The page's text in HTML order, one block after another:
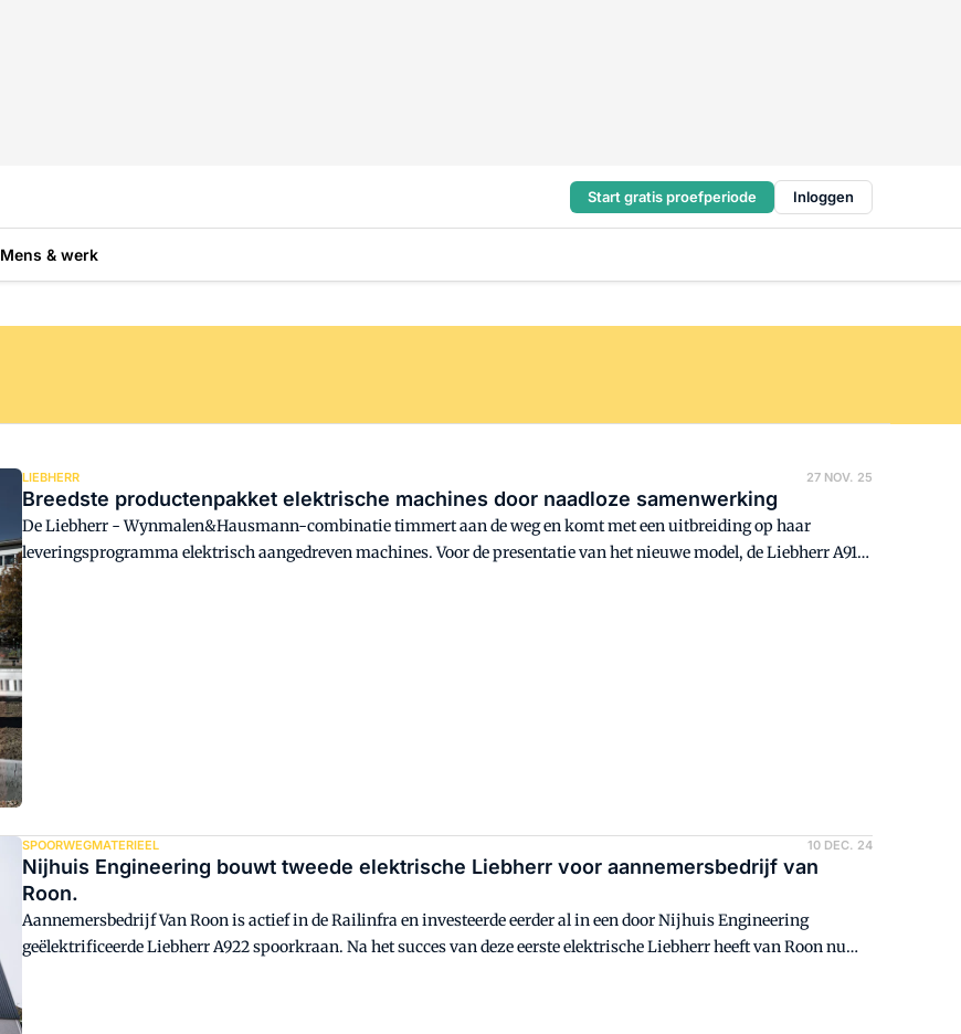
Start gratis proefperiode Inloggen
Mens & werk
LIEBHERR 27 NOV. 25
Breedste productenpakket elektrische machines door naadloze samenwerking
De Liebherr - Wynmalen&Hausmann-combinatie timmert aan de weg en komt met een uitbreiding op haar
leveringsprogramma elektrisch aangedreven machines. Voor de presentatie van het nieuwe model, de Liebherr A918
SPOORWEGMATERIEEL 10 DEC. 24
Nijhuis Engineering bouwt tweede elektrische Liebherr voor aannemersbedrijf van
Roon.
Aannemersbedrijf Van Roon is actief in de Railinfra en investeerde eerder al in een door Nijhuis Engineering
geëlektrificeerde Liebherr A922 spoorkraan. Na het succes van deze eerste elektrische Liebherr heeft van Roon nu